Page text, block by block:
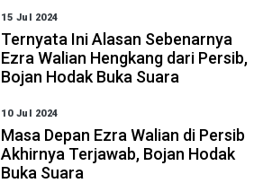
15 Jul 2024
Ternyata Ini Alasan Sebenarnya
Ezra Walian Hengkang dari Persib,
Bojan Hodak Buka Suara
10 Jul 2024
Masa Depan Ezra Walian di Persib
Akhirnya Terjawab, Bojan Hodak
Buka Suara